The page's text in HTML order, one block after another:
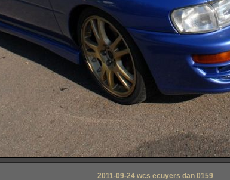
2011-09-24 wcs ecuyers dan 0159